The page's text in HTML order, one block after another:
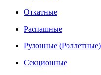
Откатные
Распашные
Рулонные (Роллетные)
Секционные